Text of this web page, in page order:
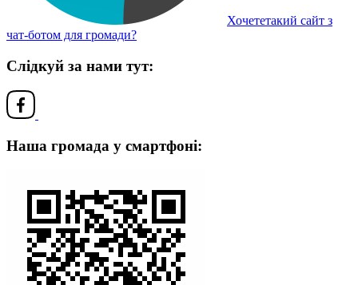
Хочететакий сайт з
чат-ботом для громади?
Слідкуй за нами тут:
Наша громада у смартфоні: